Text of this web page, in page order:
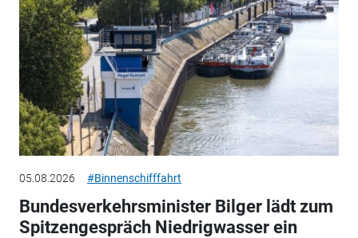
05.08.2026 #Binnenschifffahrt
Bundesverkehrsminister Bilger lädt zum
Spitzengespräch Niedrigwasser ein